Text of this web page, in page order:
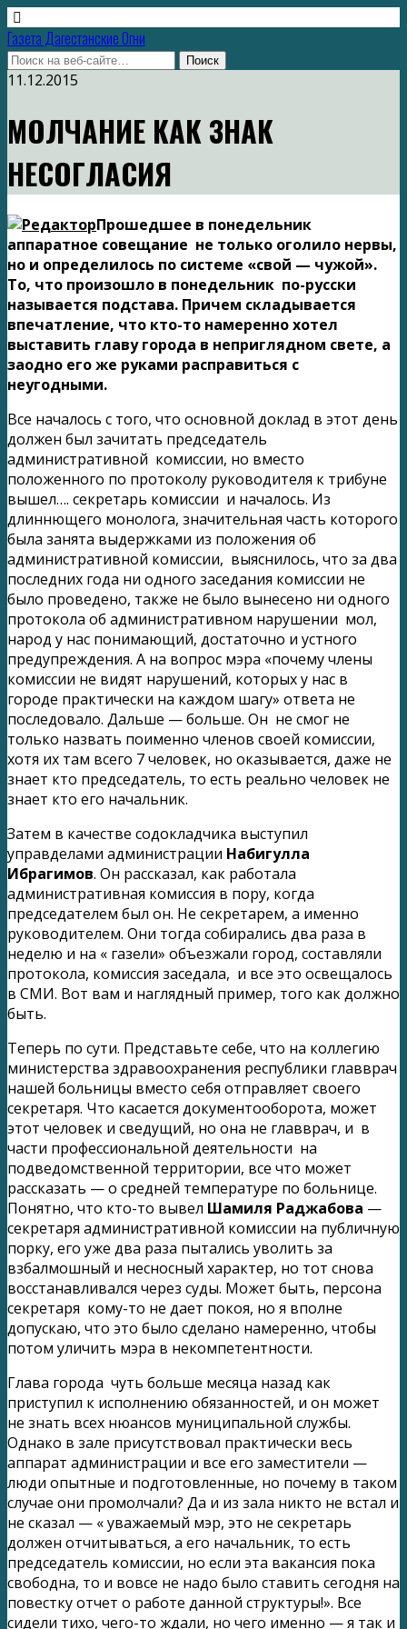
Газета Дагестанские Огни
11.12.2015
МОЛЧАНИЕ КАК ЗНАК
НЕСОГЛАСИЯ
Прошедшее в понедельник
аппаратное совещание не только оголило нервы,
но и определилось по системе «свой — чужой».
То, что произошло в понедельник по-русски
называется подстава. Причем складывается
впечатление, что кто-то намеренно хотел
выставить главу города в неприглядном свете, а
заодно его же руками расправиться с
неугодными.
Все началось с того, что основной доклад в этот день
должен был зачитать председатель
административной комиссии, но вместо
положенного по протоколу руководителя к трибуне
вышел…. секретарь комиссии и началось. Из
длиннющего монолога, значительная часть которого
была занята выдержками из положения об
административной комиссии, выяснилось, что за два
последних года ни одного заседания комиссии не
было проведено, также не было вынесено ни одного
протокола об административном нарушении мол,
народ у нас понимающий, достаточно и устного
предупреждения. А на вопрос мэра «почему члены
комиссии не видят нарушений, которых у нас в
городе практически на каждом шагу» ответа не
последовало. Дальше — больше. Он не смог не
только назвать поименно членов своей комиссии,
хотя их там всего 7 человек, но оказывается, даже не
знает кто председатель, то есть реально человек не
знает кто его начальник.
Затем в качестве содокладчика выступил
управделами администрации Набигулла
Ибрагимов. Он рассказал, как работала
административная комиссия в пору, когда
председателем был он. Не секретарем, а именно
руководителем. Они тогда собирались два раза в
неделю и на « газели» объезжали город, составляли
протокола, комиссия заседала, и все это освещалось
в СМИ. Вот вам и наглядный пример, того как должно
быть.
Теперь по сути. Представьте себе, что на коллегию
министерства здравоохранения республики главврач
нашей больницы вместо себя отправляет своего
секретаря. Что касается документооборота, может
этот человек и сведущий, но она не главврач, и в
части профессиональной деятельности на
подведомственной территории, все что может
рассказать — о средней температуре по больнице.
Понятно, что кто-то вывел Шамиля Раджабова —
секретаря административной комиссии на публичную
порку, его уже два раза пытались уволить за
взбалмошный и несносный характер, но тот снова
восстанавливался через суды. Может быть, персона
секретаря кому-то не дает покоя, но я вполне
допускаю, что это было сделано намеренно, чтобы
потом уличить мэра в некомпетентности.
Глава города чуть больше месяца назад как
приступил к исполнению обязанностей, и он может
не знать всех нюансов муниципальной службы.
Однако в зале присутствовал практически весь
аппарат администрации и все его заместители —
люди опытные и подготовленные, но почему в таком
случае они промолчали? Да и из зала никто не встал и
не сказал — « уважаемый мэр, это не секретарь
должен отчитываться, а его начальник, то есть
председатель комиссии, но если эта вакансия пока
свободна, то и вовсе не надо было ставить сегодня на
повестку отчет о работе данной структуры!». Все
сидели тихо, чего-то ждали, но чего именно — я так и